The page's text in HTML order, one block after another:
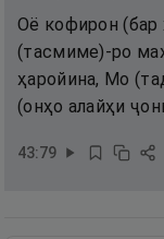
Оё кофирон (бар
(тасмиме)-ро
ҳаройина, Мо
(онҳо алайҳи
43:79